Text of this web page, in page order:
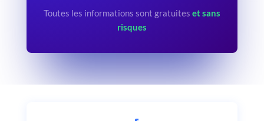
Toutes les informations sont gratuites et sans
risques